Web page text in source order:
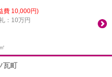
費 10,000円)
：10万円
瓦町